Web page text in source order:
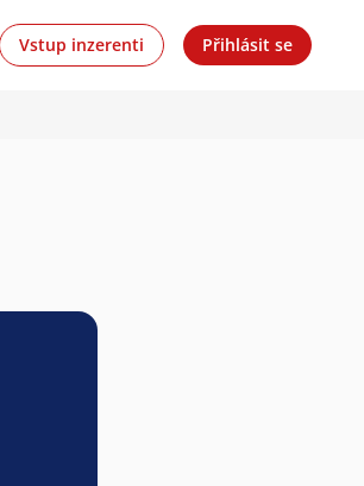
Vstup inzerenti Přihlásit se